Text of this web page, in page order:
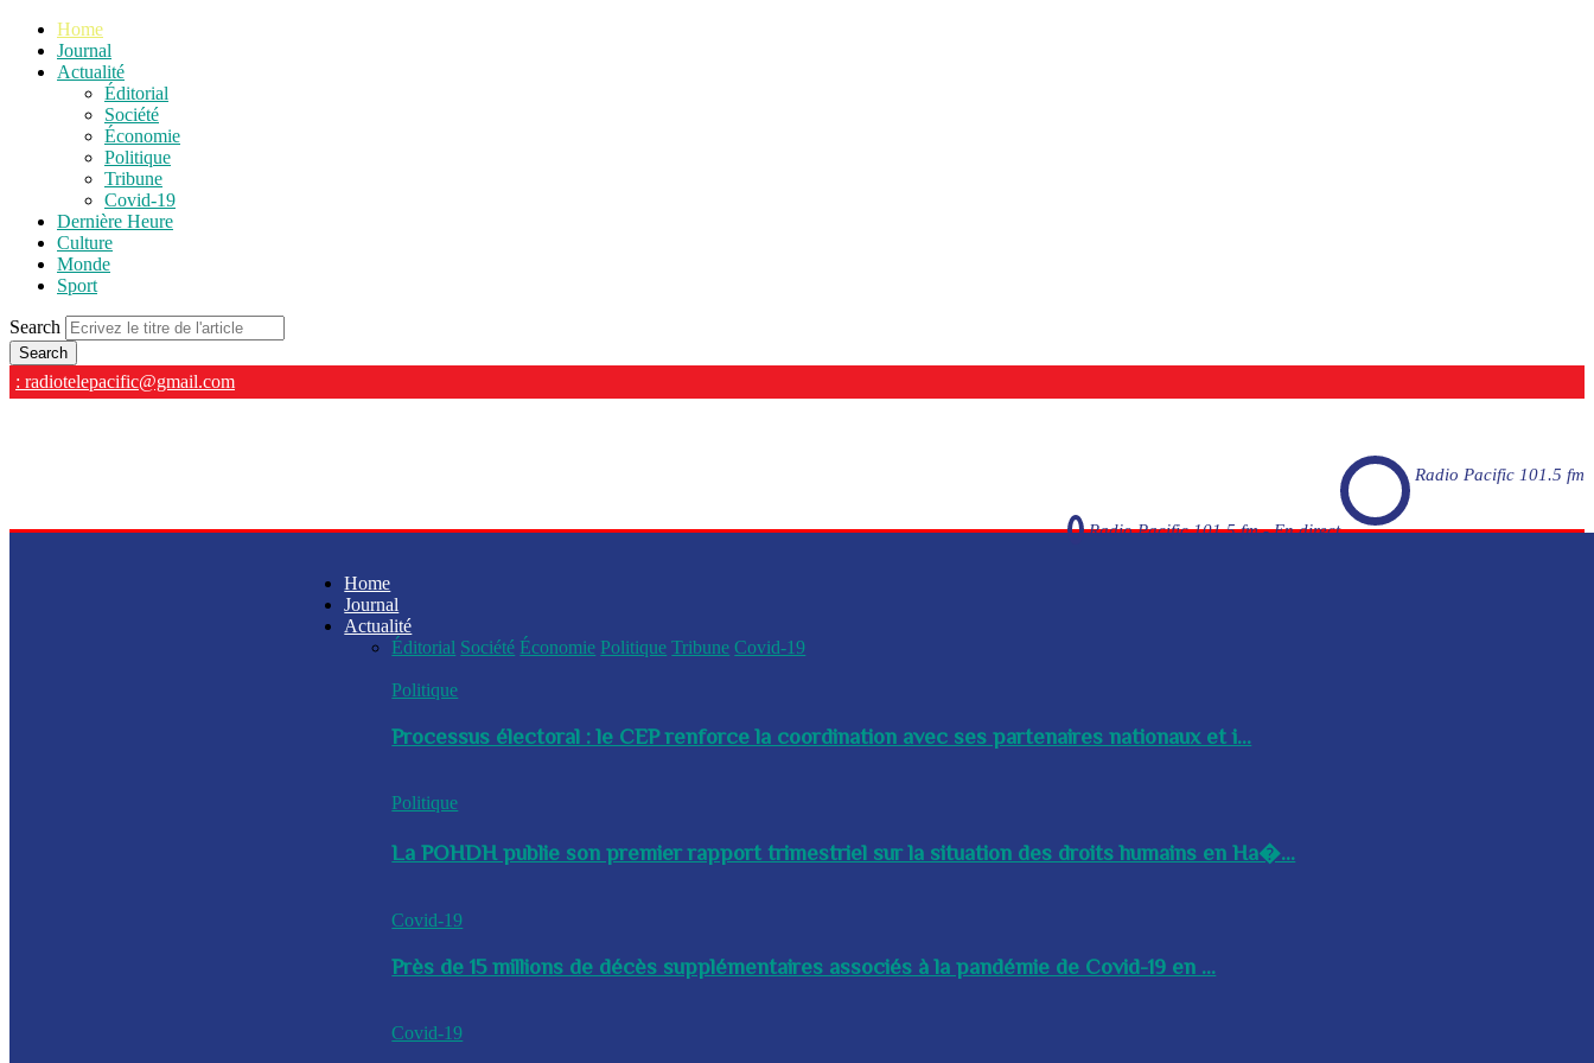
Home
Journal
Actualité
Éditorial
Société
Économie
Politique
Tribune
Covid-19
Dernière Heure
Culture
Monde
Sport
Search
: radiotelepacific@gmail.com
Radio Pacific 101.5 fm
Radio Pacific 101.5 fm - En direct
Home
Journal
Actualité
Éditorial Société Économie Politique Tribune Covid-19
Politique
Processus électoral : le CEP renforce la coordination avec ses partenaires nationaux et i...
Politique
La POHDH publie son premier rapport trimestriel sur la situation des droits humains en Ha�...
Covid-19
Près de 15 millions de décès supplémentaires associés à la pandémie de Covid-19 en ...
Covid-19